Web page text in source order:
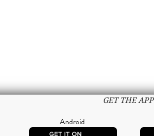
GET THE APP
Android